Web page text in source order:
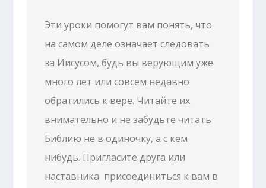
Эти уроки помогут вам понять, что
на самом деле означает следовать
за Иисусом, будь вы верующим уже
много лет или совсем недавно
обратились к вере. Читайте их
внимательно и не забудьте читать
Библию не в одиночку, а с кем
нибудь. Пригласите друга или
наставника присоединиться к вам в